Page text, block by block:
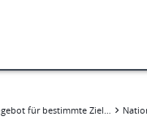
Angebot für bestimmte Zielgruppen